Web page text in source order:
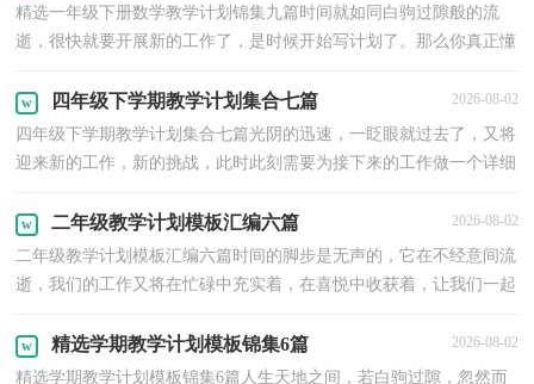
精选一年级下册数学教学计划锦集九篇时间就如同白驹过隙般的流
逝，很快就要开展新的工作了，是时候开始写计划了。那么你真正懂
四年级下学期教学计划集合七篇 2026-08-02
四年级下学期教学计划集合七篇光阴的迅速，一眨眼就过去了，又将
迎来新的工作，新的挑战，此时此刻需要为接下来的工作做一个详细
二年级教学计划模板汇编六篇 2026-08-02
二年级教学计划模板汇编六篇时间的脚步是无声的，它在不经意间流
逝，我们的工作又将在忙碌中充实着，在喜悦中收获着，让我们一起
精选学期教学计划模板锦集6篇 2026-08-02
精选学期教学计划模板锦集6篇人生天地之间，若白驹过隙，忽然而